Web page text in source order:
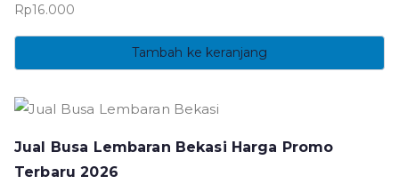
Rp16.000
Tambah ke keranjang
Jual Busa Lembaran Bekasi Harga Promo
Terbaru 2026